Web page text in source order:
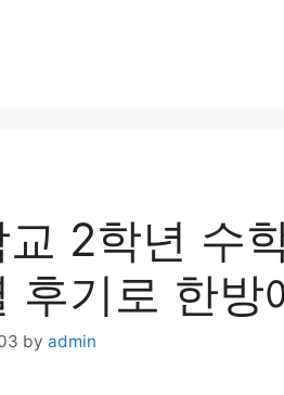
교 2학년 수
후기로 한방
by admin